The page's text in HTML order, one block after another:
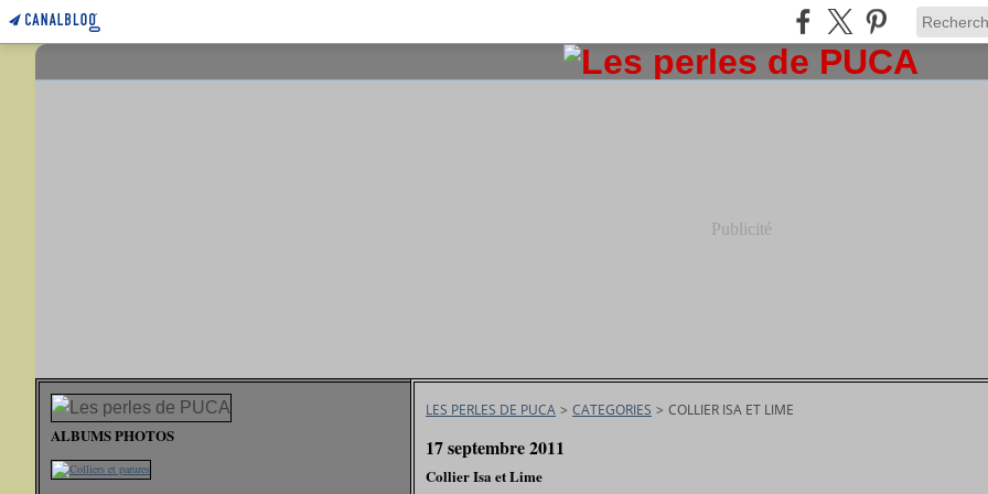
Publicité
ALBUMS PHOTOS
LES PERLES DE PUCA > CATEGORIES > COLLIER ISA ET LIME
17 septembre 2011
Collier Isa et Lime